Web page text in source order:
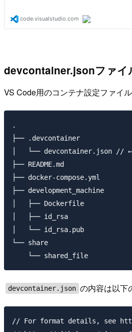
devcontainer.jsonファイ
VS Code用のコンテナ設定ファイル
.
├── .devcontainer
│   └── devcontainer.json // ←
├── README.md
├── docker-compose.yml
├── development_machine
│   ├── Dockerfile
│   ├── id_rsa
│   └── id_rsa.pub
└── share
devcontainer.json の内容は以下
// For format details, see